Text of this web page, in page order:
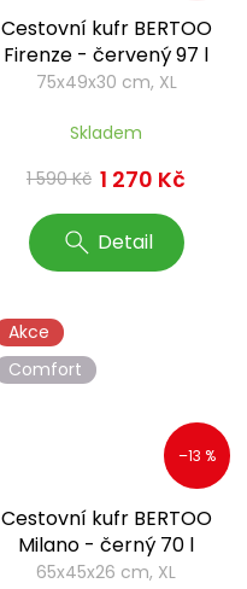
Cestovní kufr BERTOO
Firenze - červený 97 l
75x49x30 cm, XL
Skladem
1 590 Kč 1 270 Kč
Detail
Akce
Comfort
–13 %
Cestovní kufr BERTOO
Milano - černý 70 l
65x45x26 cm, XL